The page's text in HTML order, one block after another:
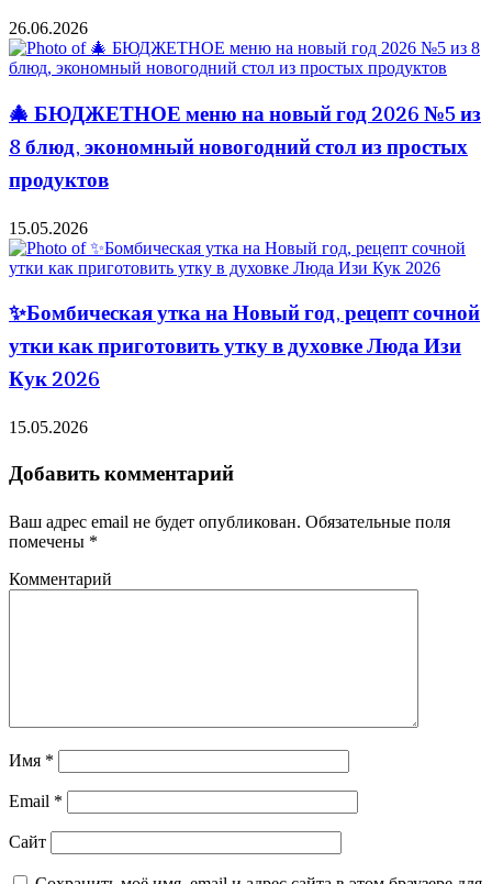
26.06.2026
🎄 БЮДЖЕТНОЕ меню на новый год 2026 №5 из
8 блюд, экономный новогодний стол из простых
продуктов
15.05.2026
✨Бомбическая утка на Новый год, рецепт сочной
утки как приготовить утку в духовке Люда Изи
Кук 2026
15.05.2026
Добавить комментарий
Ваш адрес email не будет опубликован. Обязательные поля
помечены *
Комментарий
Имя *
Email *
Сайт